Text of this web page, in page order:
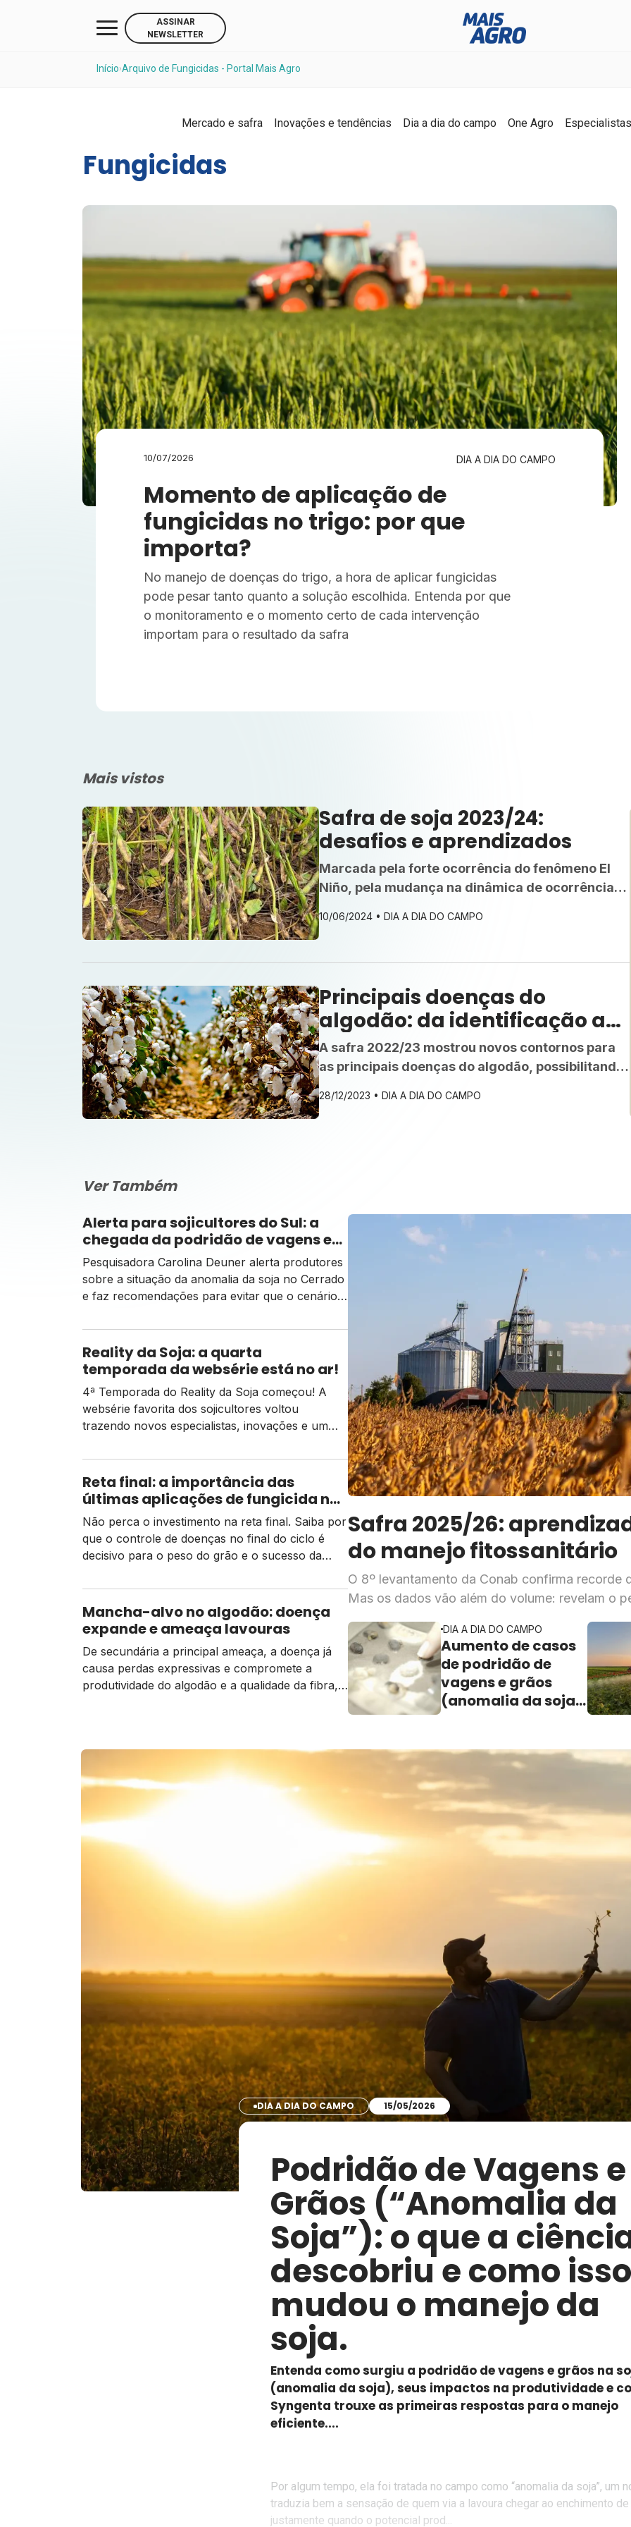
ASSINAR
NEWSLETTER
Início›Arquivo de Fungicidas - Portal Mais Agro
Mercado e safra Inovações e tendências Dia a dia do campo One Agro Especialistas
Fungicidas
10/07/2026 DIA A DIA DO CAMPO
Momento de aplicação de
fungicidas no trigo: por que
importa?
No manejo de doenças do trigo, a hora de aplicar fungicidas
pode pesar tanto quanto a solução escolhida. Entenda por que
o monitoramento e o momento certo de cada intervenção
importam para o resultado da safra
Mais vistos
Safra de soja 2023/24:
desafios e aprendizados
Marcada pela forte ocorrência do fenômeno El
Niño, pela mudança na dinâmica de ocorrência
recorde, a safra de soja de 2023/24 deixa um
10/06/2024 • DIA A DIA DO CAMPO
Principais doenças do
algodão: da identificação ao
controle
A safra 2022/23 mostrou novos contornos para
as principais doenças do algodão, possibilitando
controle no próximo ciclo
28/12/2023 • DIA A DIA DO CAMPO
Ver Também
Alerta para sojicultores do Sul: a
chegada da podridão de vagens e
grãos (anomalia da soja)
Pesquisadora Carolina Deuner alerta produtores
sobre a situação da anomalia da soja no Cerrado
e faz recomendações para evitar que o cenário
Reality da Soja: a quarta
temporada da websérie está no ar!
4ª Temporada do Reality da Soja começou! A
websérie favorita dos sojicultores voltou
trazendo novos especialistas, inovações e um
Reta final: a importância das
últimas aplicações de fungicida na
soja no controle de doenças
Não perca o investimento na reta final. Saiba por
que o controle de doenças no final do ciclo é
decisivo para o peso do grão e o sucesso da
Mancha-alvo no algodão: doença
expande e ameaça lavouras
De secundária a principal ameaça, a doença já
causa perdas expressivas e compromete a
produtividade do algodão e a qualidade da fibra,
Safra 2025/26:
do manejo fitossanitário
O 8º levantamento da Conab confirma recorde
Mas os dados vão além do volume: revelam o
DIA A DIA DO CAMPO
Aumento de casos
de podridão de
vagens e grãos
(anomalia da soja)
DIA A DIA DO CAMPO 15/05/2026
Podridão de Vagens e
Grãos (“Anomalia da
Soja”): o que a
descobriu e como isso
mudou o manejo da
soja.
Entenda como surgiu a podridão de vagens e grãos na
(anomalia da soja), seus impactos na produtividade e
Syngenta trouxe as primeiras respostas para o manejo
eficiente....
Por algum tempo, ela foi tratada no campo como “anomalia da soja”, um
traduzia bem a sensação de quem via a lavoura chegar ao enchimento
justamente quando o potencial prod...